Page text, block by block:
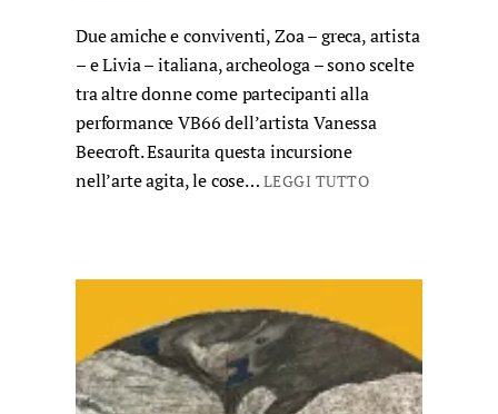
Due amiche e conviventi, Zoa – greca, artista
– e Livia – italiana, archeologa – sono scelte
tra altre donne come partecipanti alla
performance VB66 dell’artista Vanessa
Beecroft. Esaurita questa incursione
nell’arte agita, le cose… LEGGI TUTTO